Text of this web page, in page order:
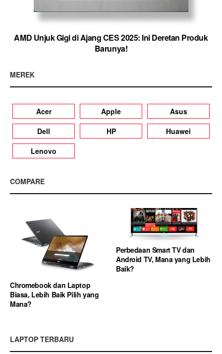
AMD Unjuk Gigi di Ajang CES 2025: Ini Deretan Produk
Barunya!
MEREK
Acer Apple
Asus
Dell
HP
Huawei
Lenovo
COMPARE
Chromebook dan Laptop
Biasa, Lebih Baik Pilih yang
Mana?
Perbedaan Smart TV dan
Android TV, Mana yang Lebih
Baik?
LAPTOP TERBARU